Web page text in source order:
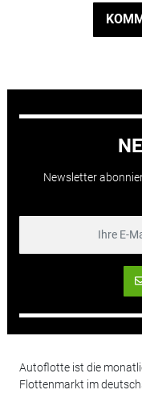
Newsletter
Autoflotte ist die
Flottenmarkt im